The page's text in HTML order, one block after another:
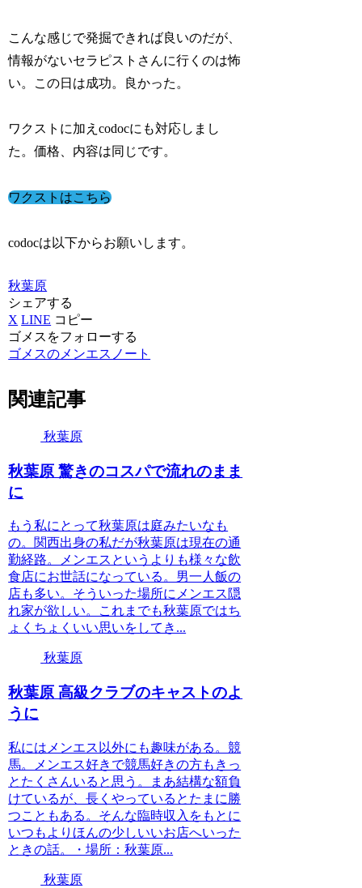
こんな感じで発掘できれば良いのだが、
情報がないセラピストさんに行くのは怖
い。この日は成功。良かった。
ワクストに加えcodocにも対応しまし
た。価格、内容は同じです。
ワクストはこちら
codocは以下からお願いします。
秋葉原
シェアする
X LINE コピー
ゴメスをフォローする
ゴメスのメンエスノート
関連記事
秋葉原
秋葉原 驚きのコスパで流れのまま
に
もう私にとって秋葉原は庭みたいなも
の。関西出身の私だが秋葉原は現在の通
勤経路。メンエスというよりも様々な飲
食店にお世話になっている。男一人飯の
店も多い。そういった場所にメンエス隠
れ家が欲しい。これまでも秋葉原ではち
ょくちょくいい思いをしてき...
秋葉原
秋葉原 高級クラブのキャストのよ
うに
私にはメンエス以外にも趣味がある。競
馬。メンエス好きで競馬好きの方もきっ
とたくさんいると思う。まあ結構な額負
けているが、長くやっているとたまに勝
つこともある。そんな臨時収入をもとに
いつもよりほんの少しいいお店へいった
ときの話。・場所：秋葉原...
秋葉原